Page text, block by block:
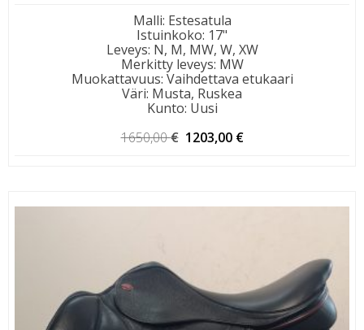
Malli: Estesatula
Istuinkoko: 17"
Leveys: N, M, MW, W, XW
Merkitty leveys: MW
Muokattavuus: Vaihdettava etukaari
Väri: Musta, Ruskea
Kunto: Uusi
1650,00€ Alkuperäinen
1203,00 €